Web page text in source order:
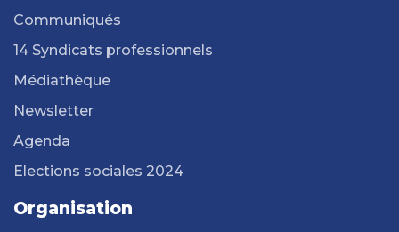
Communiqués
14 Syndicats professionnels
Médiathèque
Newsletter
Agenda
Elections sociales 2024
Organisation